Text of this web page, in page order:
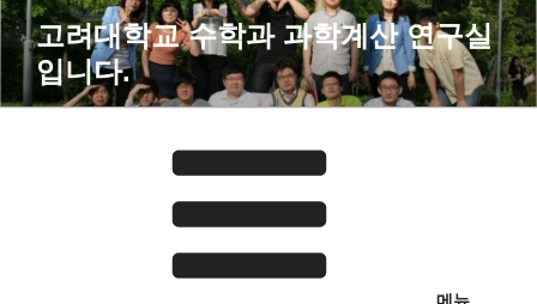
콘
텐
츠
로
고려대학교 수학과 과학계산 연구실
입니다.